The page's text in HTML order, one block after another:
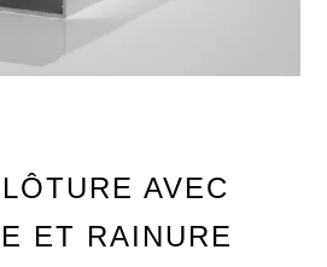
AVEC
ET RAINURE